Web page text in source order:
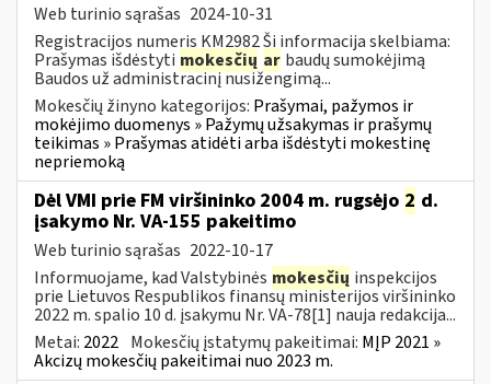
Web turinio sąrašas 2024-10-31
Registracijos numeris KM2982 Ši informacija skelbiama:
Prašymas išdėstyti mokesčių ar baudų sumokėjimą
Baudos už administracinį nusižengimą...
Mokesčių žinyno kategorijos: Prašymai, pažymos ir
mokėjimo duomenys » Pažymų užsakymas ir prašymų
teikimas » Prašymas atidėti arba išdėstyti mokestinę
nepriemoką
Dėl VMI prie FM viršininko 2004 m. rugsėjo 2 d.
įsakymo Nr. VA-155 pakeitimo
Web turinio sąrašas 2022-10-17
Informuojame, kad Valstybinės mokesčių inspekcijos
prie Lietuvos Respublikos finansų ministerijos viršininko
2022 m. spalio 10 d. įsakymu Nr. VA-78[1] nauja redakcija...
Metai: 2022 Mokesčių įstatymų pakeitimai: MĮP 2021 »
Akcizų mokesčių pakeitimai nuo 2023 m.